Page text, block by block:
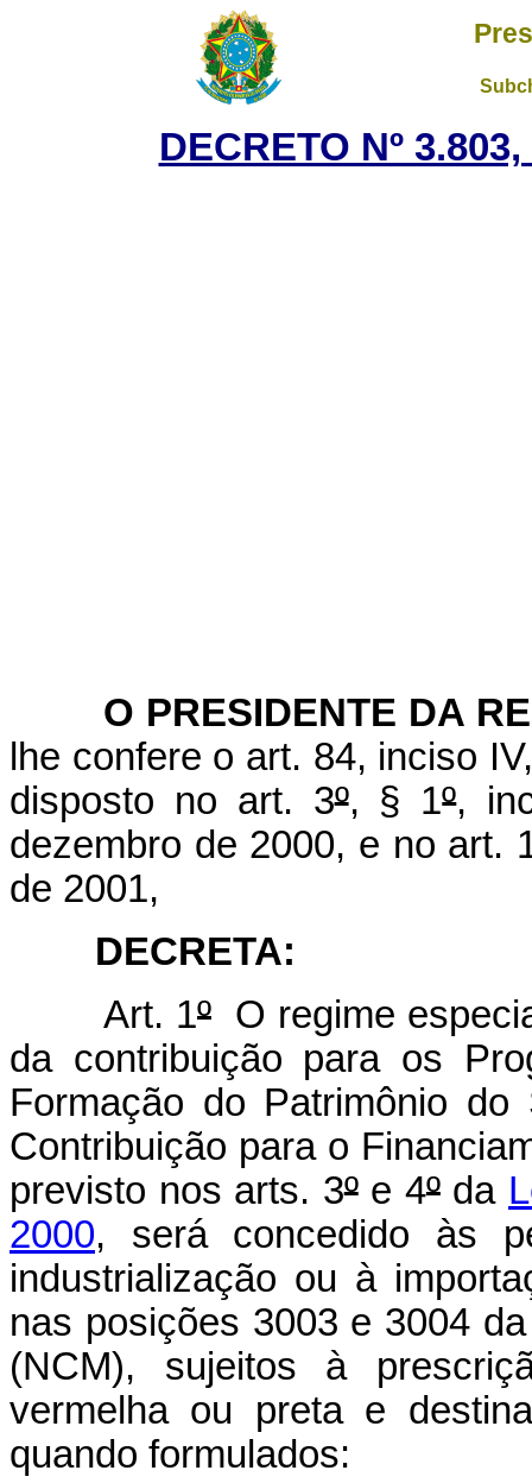
DECRETO Nº
O PRESIDENTE DA
lhe confere o art. 84, inciso
disposto no art. 3º, § 1º,
dezembro de 2000, e no art.
de 2001,
DECRETA:
Art. 1º O regime
da contribuição para os
Formação do Patrimônio
Contribuição para o
previsto nos arts. 3ºe 4ºda
2000, será concedido às
industrialização ou à
nas posições 3003 e 3004
(NCM), sujeitos à
vermelha ou preta e
quando formulados: